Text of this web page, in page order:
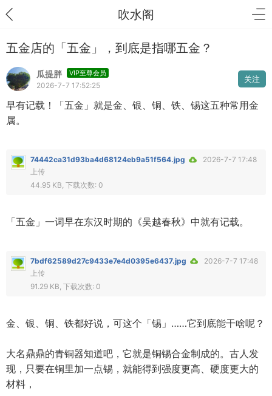
吹水阁
五金店的「五金」，到底是指哪五金？
瓜提胖 VIP至尊会员
2026-7-7 17:52:25
关注
早有记载！「五金」就是金、银、铜、铁、锡这五种常用金
属。
74442ca31d93ba4d68124eb9a51f564.jpg
2026-7-7 17:48
上传
44.95 KB, 下载次数: 0
「五金」一词早在东汉时期的《吴越春秋》中就有记载。
7bdf62589d27c9433e7e4d0395e6437.jpg
2026-7-7 17:48
上传
91.29 KB, 下载次数: 0
金、银、铜、铁都好说，可这个「锡」……它到底能干啥呢？
大名鼎鼎的青铜器知道吧，它就是铜锡合金制成的。古人发
现，只要在铜里加一点锡，就能得到强度更高、硬度更大的
材料，